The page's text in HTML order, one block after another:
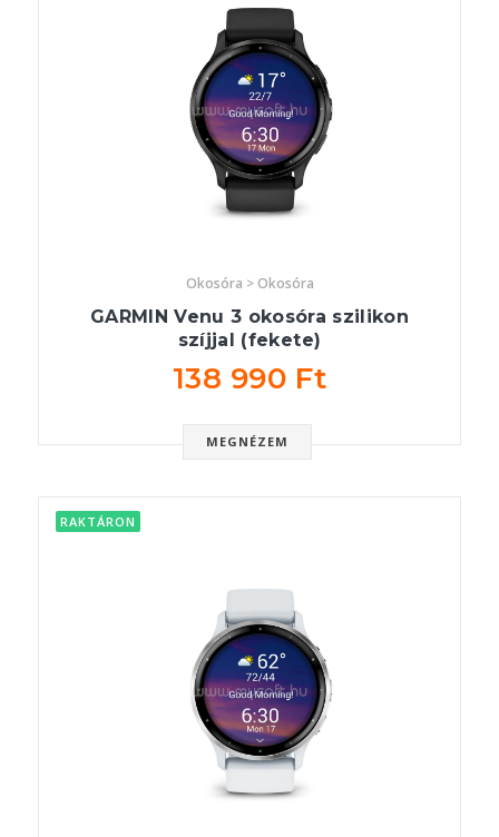
Okosóra > Okosóra
GARMIN Venu 3 okosóra szilikon
szíjjal (fekete)
138 990 Ft
MEGNÉZEM
RAKTÁRON